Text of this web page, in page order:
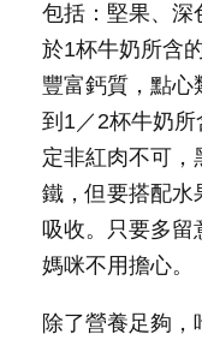
包括：堅果、深
於1杯牛奶所含
豐富鈣質，點心
到1／2杯牛奶
定非紅肉不可，
鐵，但要搭配水
吸收。只要多留
媽咪不用擔心。
除了營養足夠